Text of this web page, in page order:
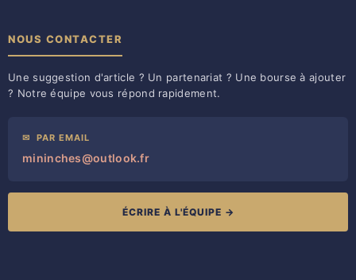
NOUS CONTACTER
Une suggestion d'article ? Un partenariat ? Une bourse à ajouter
? Notre équipe vous répond rapidement.
✉ PAR EMAIL
mininches@outlook.fr
ÉCRIRE À L'ÉQUIPE →